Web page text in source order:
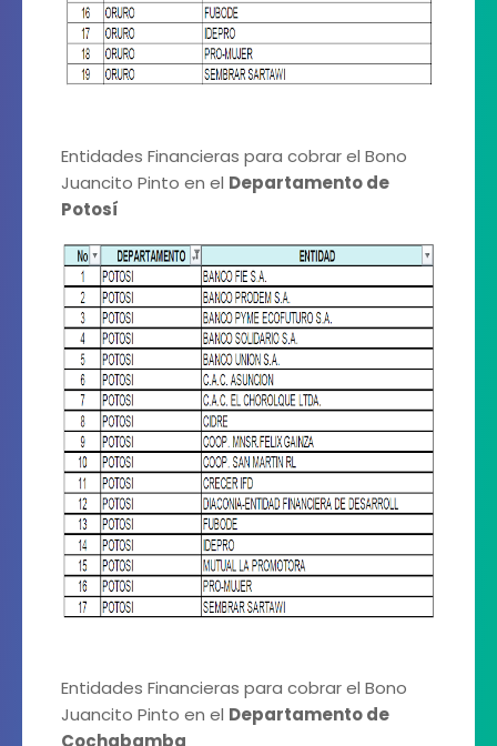
Entidades Financieras para cobrar el Bono
Juancito Pinto en el Departamento de
Potosí
Entidades Financieras para cobrar el Bono
Juancito Pinto en el Departamento de
Cochabamba